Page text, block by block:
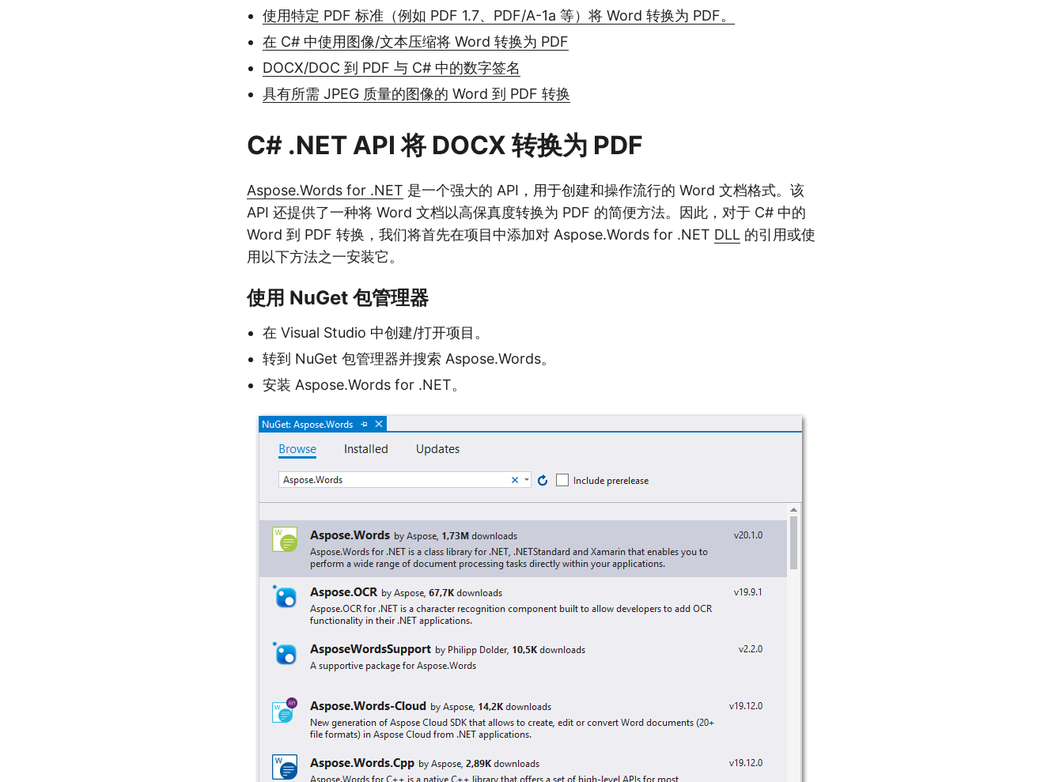
使用特定 PDF 标准（例如 PDF 1.7、PDF/A-1a 等）将 Word 转换为 PDF。
在 C# 中使用图像/文本压缩将 Word 转换为 PDF
DOCX/DOC 到 PDF 与 C# 中的数字签名
具有所需 JPEG 质量的图像的 Word 到 PDF 转换
C# .NET API 将 DOCX 转换为 PDF
Aspose.Words for .NET 是一个强大的 API，用于创建和操作流行的 Word 文档格式。该
API 还提供了一种将 Word 文档以高保真度转换为 PDF 的简便方法。因此，对于 C# 中的
Word 到 PDF 转换，我们将首先在项目中添加对 Aspose.Words for .NET DLL 的引用或使
用以下方法之一安装它。
使用 NuGet 包管理器
在 Visual Studio 中创建/打开项目。
转到 NuGet 包管理器并搜索 Aspose.Words。
安装 Aspose.Words for .NET。